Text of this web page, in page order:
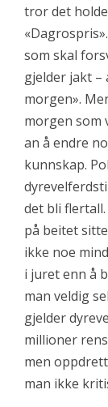
tror det
som skal
gjelder jakt –
morgen».
morgen som
an å endre
kunnskap.
det bli
på beitet
ikke noe
i juret enn å
man veldig
gjelder
millioner
men
man ikke